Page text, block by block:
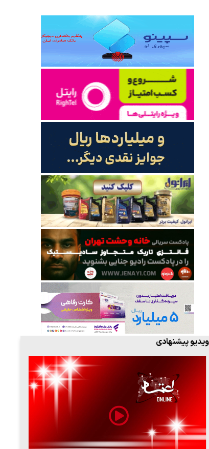
ویدیو پیشنهادی